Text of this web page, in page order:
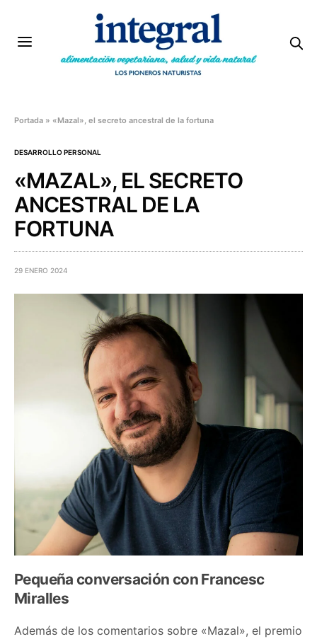
Portada » «Mazal», el secreto ancestral de la fortuna
DESARROLLO PERSONAL
«MAZAL», EL SECRETO
ANCESTRAL DE LA
FORTUNA
29 ENERO 2024
Pequeña conversación con Francesc
Miralles
Además de los comentarios sobre «Mazal», el premio